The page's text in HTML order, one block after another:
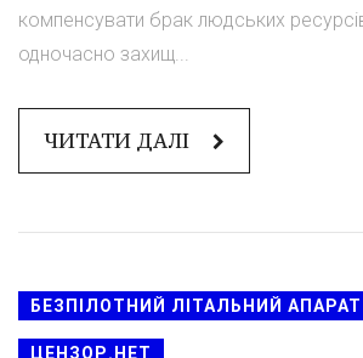
компенсувати брак людських ресурсів
одночасно захищ...
ЧИТАТИ ДАЛІ
БЕЗПІЛОТНИЙ ЛІТАЛЬНИЙ АПАРАТ
ЦЕНЗОР.НЕТ